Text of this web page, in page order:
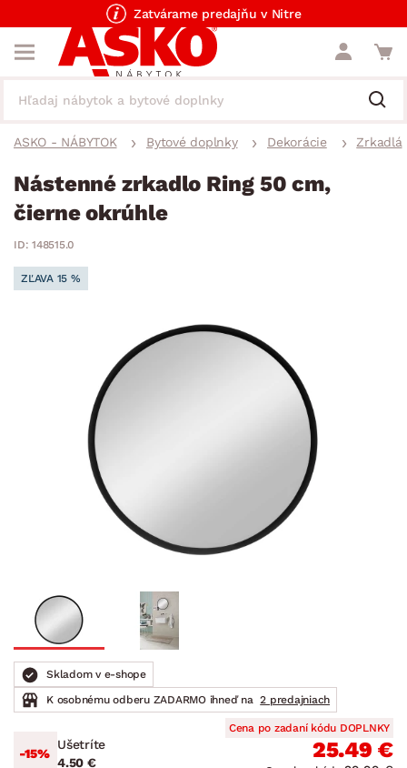
Zatvárame predajňu v Nitre
ASKO - NÁBYTOK Bytové doplnky Dekorácie Zrkadlá
Nástenné zrkadlo Ring 50 cm,
čierne okrúhle
ID: 148515.0
ZĽAVA 15 %
Skladom v e-shope
K osobnému odberu ZADARMO ihneď na 2 predajniach
-15%
Ušetríte
4.50 €
Cena po zadaní kódu DOPLNKY
25.49 €